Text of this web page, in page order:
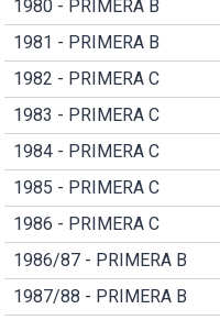
1980 - PRIMERA B
1981 - PRIMERA B
1982 - PRIMERA C
1983 - PRIMERA C
1984 - PRIMERA C
1985 - PRIMERA C
1986 - PRIMERA C
1986/87 - PRIMERA B
1987/88 - PRIMERA B